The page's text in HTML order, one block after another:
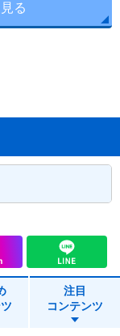
る
注目
コンテンツ